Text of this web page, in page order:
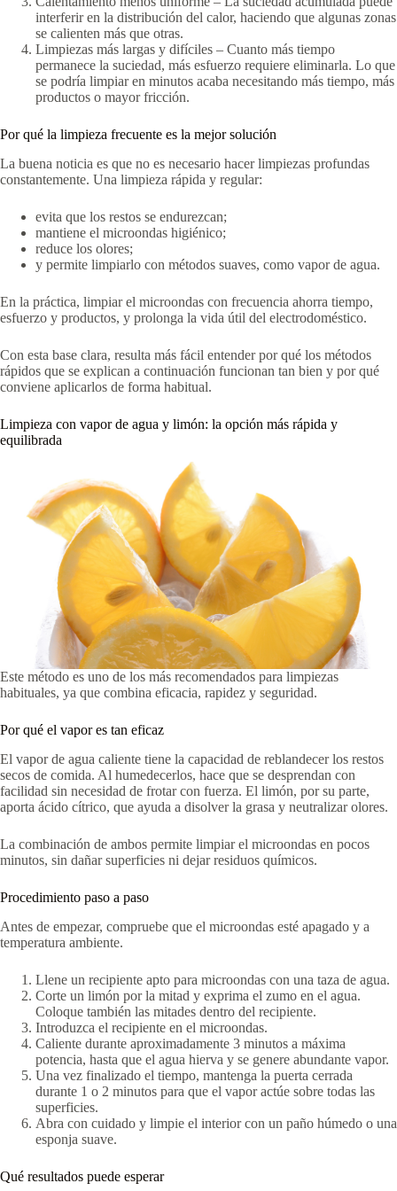
interferir en la distribución del calor, haciendo que algunas zonas
se calienten más que otras.
Limpiezas más largas y difíciles – Cuanto más tiempo
permanece la suciedad, más esfuerzo requiere eliminarla. Lo que
se podría limpiar en minutos acaba necesitando más tiempo, más
productos o mayor fricción.
Por qué la limpieza frecuente es la mejor solución
La buena noticia es que no es necesario hacer limpiezas profundas
constantemente. Una limpieza rápida y regular:
evita que los restos se endurezcan;
mantiene el microondas higiénico;
reduce los olores;
y permite limpiarlo con métodos suaves, como vapor de agua.
En la práctica, limpiar el microondas con frecuencia ahorra tiempo,
esfuerzo y productos, y prolonga la vida útil del electrodoméstico.
Con esta base clara, resulta más fácil entender por qué los métodos
rápidos que se explican a continuación funcionan tan bien y por qué
conviene aplicarlos de forma habitual.
Limpieza con vapor de agua y limón: la opción más rápida y
equilibrada
Este método es uno de los más recomendados para limpiezas
habituales, ya que combina eficacia, rapidez y seguridad.
Por qué el vapor es tan eficaz
El vapor de agua caliente tiene la capacidad de reblandecer los restos
secos de comida. Al humedecerlos, hace que se desprendan con
facilidad sin necesidad de frotar con fuerza. El limón, por su parte,
aporta ácido cítrico, que ayuda a disolver la grasa y neutralizar olores.
La combinación de ambos permite limpiar el microondas en pocos
minutos, sin dañar superficies ni dejar residuos químicos.
Procedimiento paso a paso
Antes de empezar, compruebe que el microondas esté apagado y a
temperatura ambiente.
Llene un recipiente apto para microondas con una taza de agua.
Corte un limón por la mitad y exprima el zumo en el agua.
Coloque también las mitades dentro del recipiente.
Introduzca el recipiente en el microondas.
Caliente durante aproximadamente 3 minutos a máxima
potencia, hasta que el agua hierva y se genere abundante vapor.
Una vez finalizado el tiempo, mantenga la puerta cerrada
durante 1 o 2 minutos para que el vapor actúe sobre todas las
superficies.
Abra con cuidado y limpie el interior con un paño húmedo o una
esponja suave.
Qué resultados puede esperar